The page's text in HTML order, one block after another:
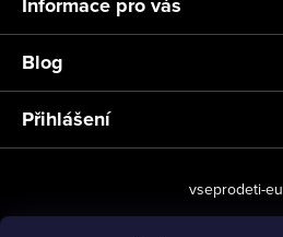
Blog
Přihlášení
vseprodeti-eu